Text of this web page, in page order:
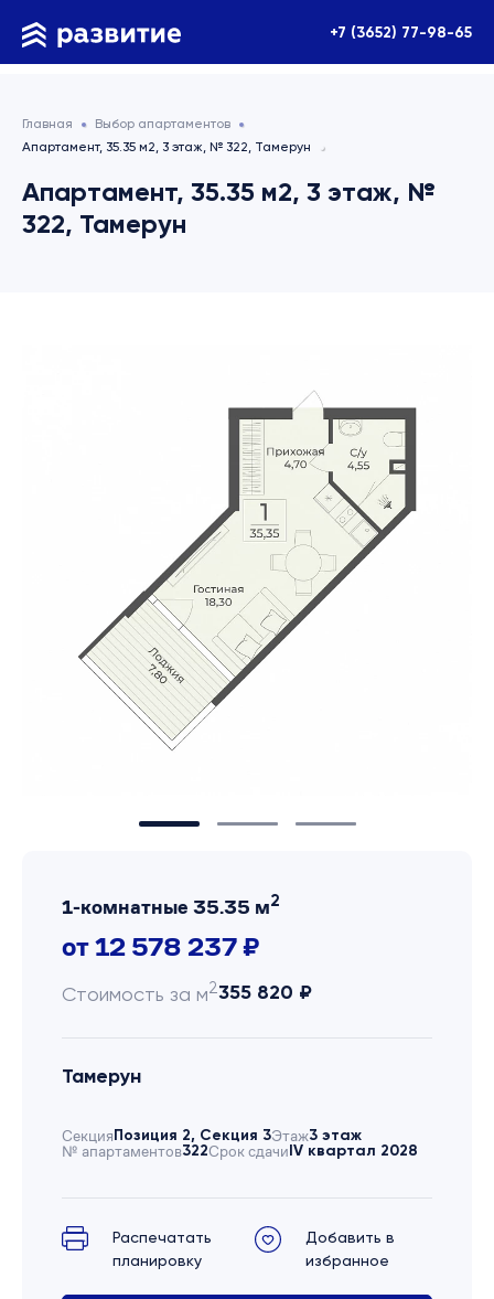
+7 (3652) 77-98-65
Главная
Выбор апартаментов
Апартамент, 35.35 м2, 3 этаж, № 322, Тамерун
Апартамент, 35.35 м2, 3 этаж, №
322, Тамерун
1-комнатные 35.35 м2
от 12 578 237 ₽
Стоимость за м2355 820 ₽
Тамерун
СекцияПозиция 2, Секция 3Этаж3 этаж
№ апартаментов322Срок сдачиIV квартал 2028
Распечатать
планировку
Добавить в
избранное